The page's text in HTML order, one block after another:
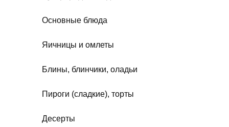
Основные блюда
Яичницы и омлеты
Блины, блинчики, оладьи
Пироги (сладкие), торты
Десерты